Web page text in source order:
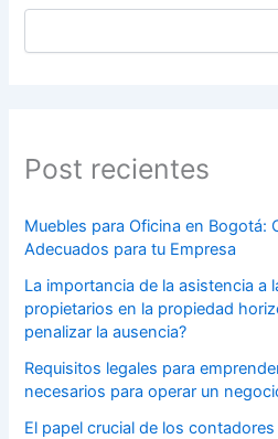
Post recientes
Muebles para Oficina en Bogotá:
Adecuados para tu Empresa
La importancia de la asistencia a
propietarios en la propiedad
penalizar la ausencia?
Requisitos legales para
necesarios para operar un
El papel crucial de los